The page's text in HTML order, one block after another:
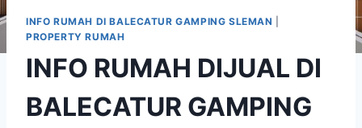
INFO RUMAH DI BALECATUR GAMPING SLEMAN
PROPERTY RUMAH
INFO RUMAH DIJUAL DI
BALECATUR GAMPING